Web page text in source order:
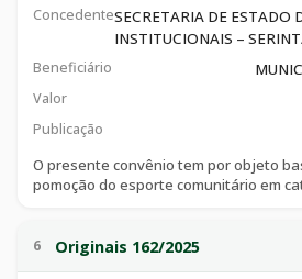
ConcedenteSECRETARIA DE ESTADO
INSTITUCIONAIS –
Beneficiário
Valor
Publicação
O presente convênio tem por objeto
pomoção do esporte comunitário em
6 Originais 162/2025